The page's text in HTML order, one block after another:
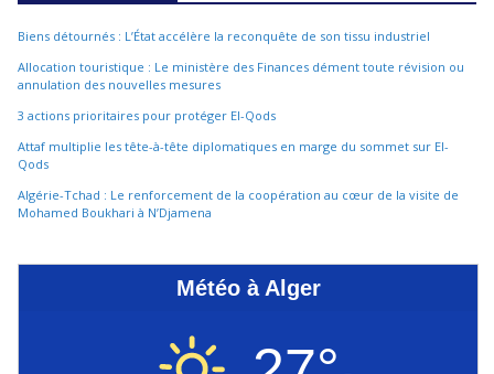
Biens détournés : L’État accélère la reconquête de son tissu industriel
Allocation touristique : Le ministère des Finances dément toute révision ou
annulation des nouvelles mesures
3 actions prioritaires pour protéger El-Qods
Attaf multiplie les tête-à-tête diplomatiques en marge du sommet sur El-
Qods
Algérie-Tchad : Le renforcement de la coopération au cœur de la visite de
Mohamed Boukhari à N’Djamena
Météo à Alger